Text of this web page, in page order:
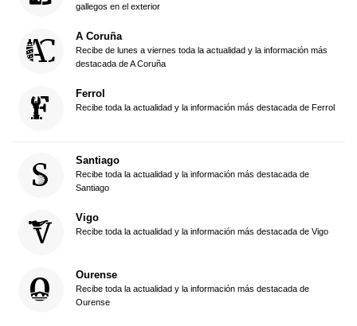
gallegos en el exterior
A Coruña
Recibe de lunes a viernes toda la actualidad y la información más
destacada de A Coruña
Ferrol
Recibe toda la actualidad y la información más destacada de Ferrol
Santiago
Recibe toda la actualidad y la información más destacada de
Santiago
Vigo
Recibe toda la actualidad y la información más destacada de Vigo
Ourense
Recibe toda la actualidad y la información más destacada de
Ourense